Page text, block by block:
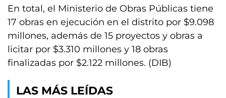
En total, el Ministerio de Obras Públicas tiene
17 obras en ejecución en el distrito por $9.098
millones, además de 15 proyectos y obras a
licitar por $3.310 millones y 18 obras
finalizadas por $2.122 millones. (DIB)
LAS MÁS LEÍDAS